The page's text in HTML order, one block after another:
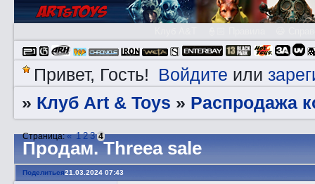
Привет, Гость! Войдите или
» Клуб Art & Toys » Распродажа
Прoдам. Threea sale
Страница:« 1 2 3 4
Поделиться21.03.2024 07:43